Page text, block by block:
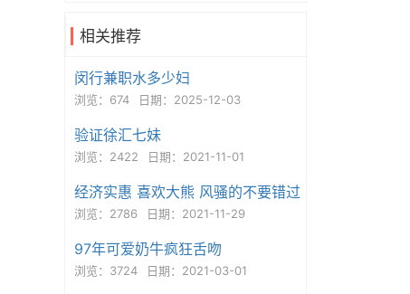
相关推荐
闵行兼职水多少妇
浏览：674 日期：2025-12-03
验证徐汇七妹
浏览：2422 日期：2021-11-01
经济实惠 喜欢大熊 风骚的不要错过
浏览：2786 日期：2021-11-29
97年可爱奶牛疯狂舌吻
浏览：3724 日期：2021-03-01